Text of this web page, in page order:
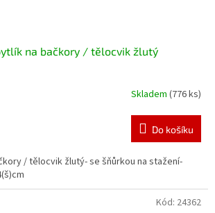
na bačkory / tělocvik žlutý
Skladem (776 ks)
Do košíku
/ tělocvik žlutý- se šňůrkou na stažení-
Kód: 24362